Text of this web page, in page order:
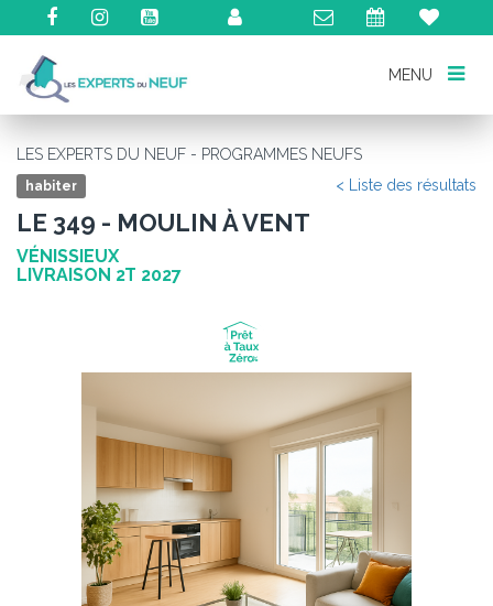
MENU
MENU
LES EXPERTS DU NEUF - PROGRAMMES NEUFS
habiter < Liste des résultats
LE 349 - MOULIN À VENT
VÉNISSIEUX
LIVRAISON 2T 2027